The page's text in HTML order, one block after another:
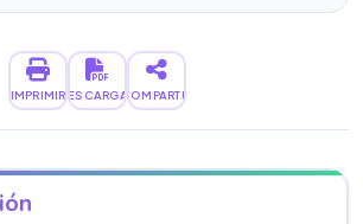
IMPRIMIRDESCARGARCOMPARTIR